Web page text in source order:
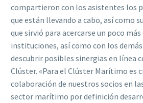
compartieron con los asistentes los
que están llevando a cabo, así como
que sirvió para acercarse un poco
instituciones, así como con los demás
descubrir posibles sinergias en línea
Clúster. «Para el Clúster Marítimo es
colaboración de nuestros socios en
sector marítimo por definición